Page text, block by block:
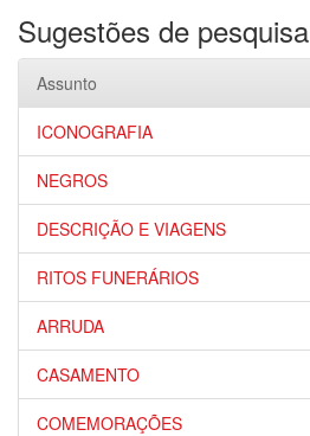
Sugestões de pesquisa
Assunto
ICONOGRAFIA
NEGROS
DESCRIÇÃO E VIAGENS
RITOS FUNERÁRIOS
ARRUDA
CASAMENTO
COMEMORAÇÕES